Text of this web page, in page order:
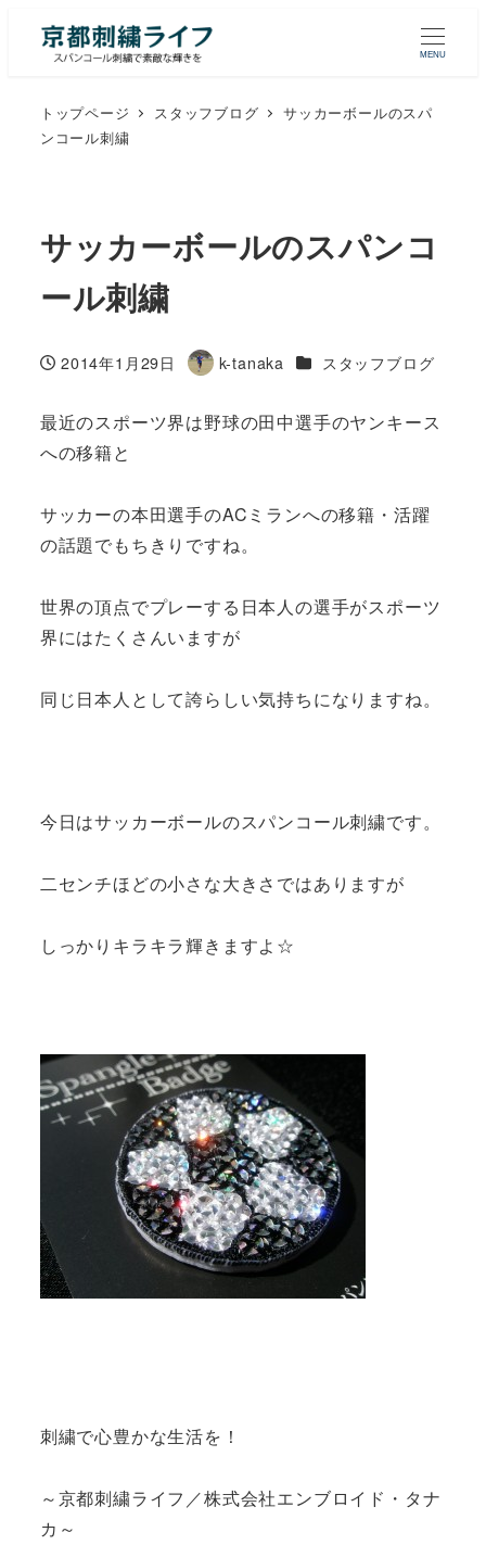
MENU
トップページ スタッフブログ
サッカーボールのスパ
ンコール刺繍
サッカーボールのスパンコ
ール刺繍
投稿日
2014年1月29日
著
k-tanaka カテゴリー
スタッフブログ
最近のスポーツ界は野球の田中選手のヤンキース
への移籍と
サッカーの本田選手のACミランへの移籍・活躍
の話題でもちきりですね。
世界の頂点でプレーする日本人の選手がスポーツ
界にはたくさんいますが
同じ日本人として誇らしい気持ちになりますね。
今日はサッカーボールのスパンコール刺繍です。
二センチほどの小さな大きさではありますが
しっかりキラキラ輝きますよ☆
刺繍で心豊かな生活を！
～京都刺繍ライフ／株式会社エンブロイド・タナ
カ～